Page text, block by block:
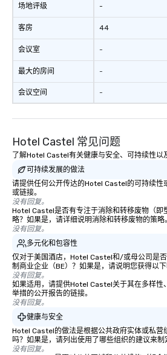
场地评级
客房
会议室
最大的房间
会议空间
-
44
-
-
-
Hotel Castel 常见问题
了解Hotel Castel有关健康与安全、可持续性以
可持续发展的做法
请提供任何公开传达的Hotel Castel的可持续性
或链接。
没有回复。
Hotel Castel是否有专注于消除和转移废物（即
略？如果是，请详细说明消除和转移废物的策略。
没有回复。
多元化和包容性
仅对于美国酒店，Hotel Castel和/或母公司是
制商业企业（BE）？如果是，请说明您获得以下
没有回复。
如果适用，请提供Hotel Castel关于其在多样性
举措的公开报告的链接。
没有回复。
健康与安全
Hotel Castel的做法是根据公共政府实体或私营
吗？如果是，请列出使用了哪些组织的建议来制
没有回复。